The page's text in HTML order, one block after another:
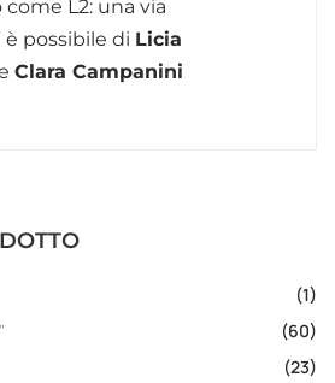
come L2: una via
possibile di Licia
Clara Campanini
(1)
(60)
(23)